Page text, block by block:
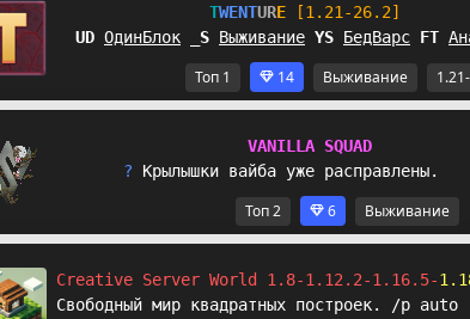
TWENTURE
[1.21-26.2]
_] ОдинБлок I Выживание @Z БедВарс RK
Топ 1 14 Выживание
VANIL L A SQUAD
? Крылышки вайба уже расправлены.
Топ 2 6 Выживание
Creative Server World 1.8-1.12.2-1.16.5-
Свободный мир квадратных построек. /p auto